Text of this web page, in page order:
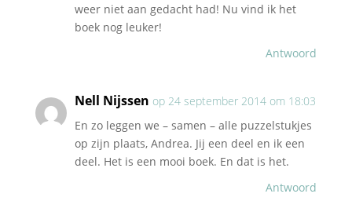
weer niet aan gedacht had! Nu vind ik het
boek nog leuker!
Antwoord
Nell Nijssen op 24 september 2014 om 18:03
En zo leggen we – samen – alle puzzelstukjes
op zijn plaats, Andrea. Jij een deel en ik een
deel. Het is een mooi boek. En dat is het.
Antwoord